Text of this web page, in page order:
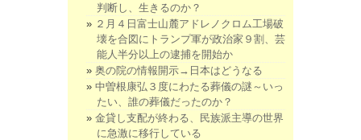
判断し、生きるのか？
２月４日富士山麓アドレノクロム工場破
壊を合図にトランプ軍が政治家９割、芸
能人半分以上の逮捕を開始か
奥の院の情報開示→日本はどうなる
中曽根康弘３度にわたる葬儀の謎～いっ
たい、誰の葬儀だったのか？
金貸し支配が終わる、民族派主導の世界
に急激に移行している